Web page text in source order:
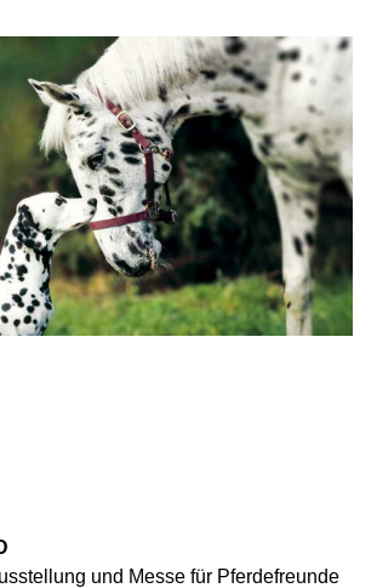
und Messe für Pferdefreunde